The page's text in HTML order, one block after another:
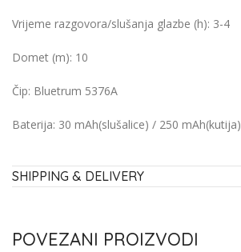
Vrijeme razgovora/slušanja glazbe (h): 3-4
Domet (m): 10
Čip: Bluetrum 5376A
Baterija: 30 mAh(slušalice) / 250 mAh(kutija)
SHIPPING & DELIVERY
POVEZANI PROIZVODI